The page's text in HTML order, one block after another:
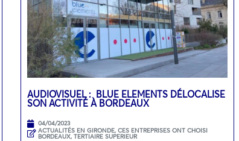
AUDIOVISUEL : BLUE ELEMENTS DÉLOCALISE
SON ACTIVITÉ À BORDEAUX
04/04/2023
ACTUALITÉS EN GIRONDE,CES ENTREPRISES ONT CHOISI
BORDEAUX,TERTIAIRE SUPERIEUR